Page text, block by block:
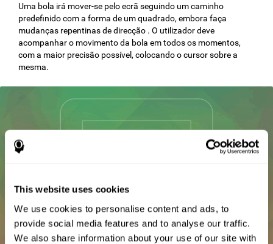
This website uses cookies
We use cookies to personalise content and ads, to
provide social media features and to analyse our traffic.
We also share information about your use of our site with
Uma bola irá mover-se pelo ecrã seguindo um caminho
predefinido com a forma de um quadrado, embora faça
mudanças repentinas de direcção . O utilizador deve
acompanhar o movimento da bola em todos os momentos,
com a maior precisão possível, colocando o cursor sobre a
mesma.